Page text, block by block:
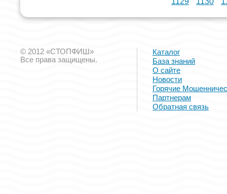
© 2012 «СТОПФИШ»
Все права защищены.
Каталог
База знаний
О сайте
Новости
Горячие
Партнерам
Обратная связь